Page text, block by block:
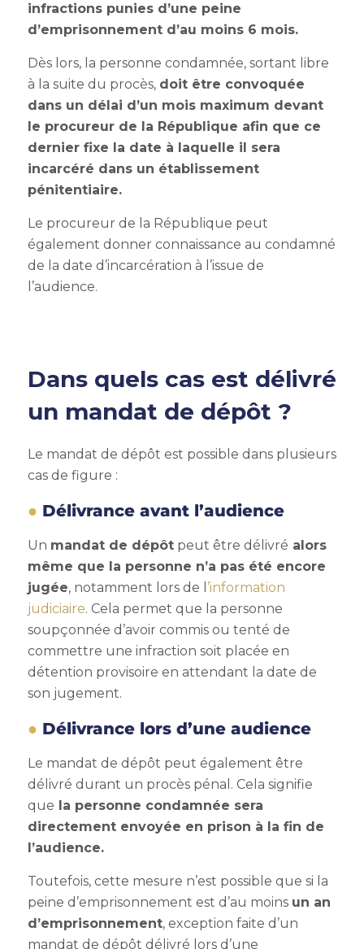
infractions punies d’une peine
d’emprisonnement d’au moins 6 mois.
Dès lors, la personne condamnée, sortant libre
à la suite du procès, doit être convoquée
dans un délai d’un mois maximum devant
le procureur de la République afin que ce
dernier fixe la date à laquelle il sera
incarcéré dans un établissement
pénitentiaire.
Le procureur de la République peut
également donner connaissance au condamné
de la date d’incarcération à l’issue de
l’audience.
Dans quels cas est délivré
un mandat de dépôt ?
Le mandat de dépôt est possible dans plusieurs
cas de figure :
Délivrance avant l’audience
Un mandat de dépôtpeut être délivré alors
même que la personne n’a pas été encore
jugée, notamment lors de l ’information
judiciaire. Cela permet que la personne
soupçonnée d’avoir commis ou tenté de
commettre une infraction soit placée en
détention provisoire en attendant la date de
son jugement.
Délivrance lors d’une audience
Le mandat de dépôt peut également être
délivré durant un procès pénal. Cela signifie
que la personne condamnée sera
directement envoyée en prison à la fin de
l’audience.
Toutefois, cette mesure n’est possible que si la
peine d’emprisonnement est d’au moins un an
d’emprisonnement, exception faite d’un
mandat de dépôt délivré lors d’une